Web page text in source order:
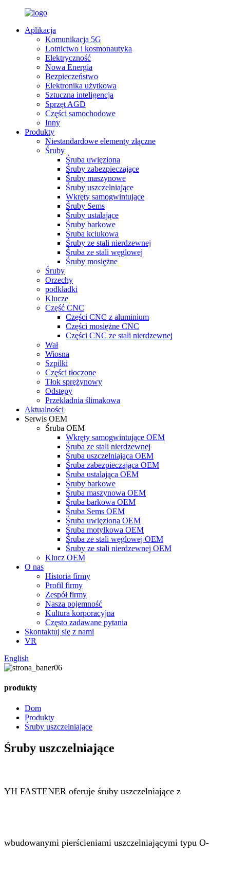
Aplikacja
Komunikacja 5G
Lotnictwo i kosmonautyka
Elektryczność
Nowa Energia
Bezpieczeństwo
Elektronika użytkowa
Sztuczna inteligencja
Sprzęt AGD
Części samochodowe
Inny
Produkty
Niestandardowe elementy złączne
Śruby
Śruba uwięziona
Śruby zabezpieczające
Śruby maszynowe
Śruby uszczelniające
Wkręty samogwintujące
Śruby Sems
Śruby ustalające
Śruby barkowe
Śruba kciukowa
Śruby ze stali nierdzewnej
Śruba ze stali węglowej
Śruby mosiężne
Śruby
Orzechy
podkładki
Klucze
Część CNC
Części CNC z aluminium
Części mosiężne CNC
Części CNC ze stali nierdzewnej
Wał
Wiosna
Szpilki
Części tłoczone
Tłok sprężynowy
Odstępy
Przekładnia ślimakowa
Aktualności
Serwis OEM
Śruba OEM
Wkręty samogwintujące OEM
Śruba ze stali nierdzewnej
Śruba uszczelniająca OEM
Śruba zabezpieczająca OEM
Śruba ustalająca OEM
Śruby barkowe
Śruba maszynowa OEM
Śruba barkowa OEM
Śruba Sems OEM
Śruba uwięziona OEM
Śruba motylkowa OEM
Śruba ze stali węglowej OEM
Śruby ze stali nierdzewnej OEM
Klucz OEM
O nas
Historia firmy
Profil firmy
Zespół firmy
Nasza pojemność
Kultura korporacyjna
Często zadawane pytania
Skontaktuj się z nami
VR
English
produkty
Dom
Produkty
Śruby uszczelniające
Śruby uszczelniające
YH FASTENER oferuje śruby uszczelniające z
wbudowanymi pierścieniami uszczelniającymi typu O-